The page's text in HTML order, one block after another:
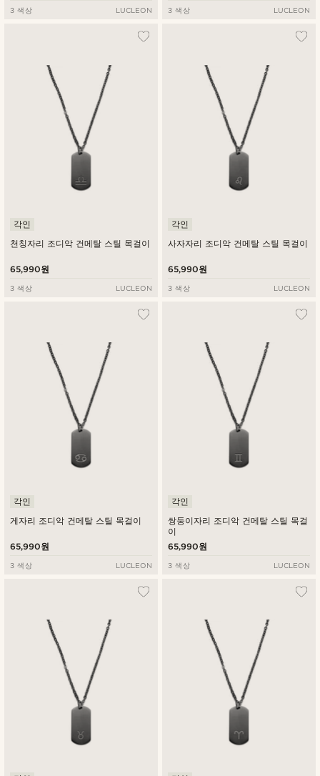
3 색상 LUCLEON 3 색상 LUCLEON
천칭자리 조디악 건메탈 스틸 목걸이
각인
65,990원
3 색상 LUCLEON
사자자리 조디악 건메탈 스틸 목걸이
각인
65,990원
3 색상 LUCLEON
게자리 조디악 건메탈 스틸 목걸이
각인
65,990원
3 색상 LUCLEON
쌍둥이자리 조디악 건메탈 스틸 목걸
이
각인
65,990원
3 색상 LUCLEON